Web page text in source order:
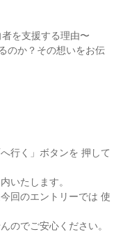
を支援する理由〜
のか？その想いをお伝
行く」ボタンを 押して
いたします。
回のエントリーでは 使
のでご安心ください。